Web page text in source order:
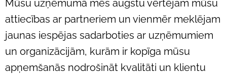
Mūsu uzņēmumā mēs augstu vērtējam mūsu
attiecības ar partneriem un vienmēr meklējam
jaunas iespējas sadarboties ar uzņēmumiem
un organizācijām, kurām ir kopīga mūsu
apņemšanās nodrošināt kvalitāti un klientu